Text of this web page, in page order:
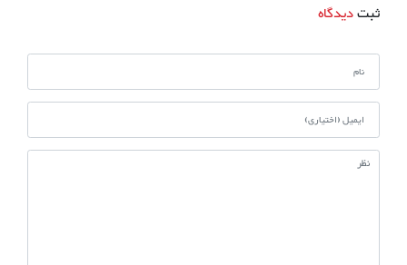
ثبتدیدگاه